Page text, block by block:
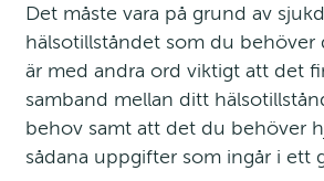
Det måste vara på grund av
hälsotill­ståndet som du behöver
är med andra ord viktigt att det
samband mellan ditt
behov samt att det du behöver
sådana uppgifter som ingår i ett